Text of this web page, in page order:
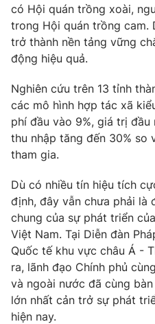
THỜI BÁO VTV
Theo dõi báo trên
Cơ quan báo chí: Thời báo VTV
Giấy phép hoạt động báo in và
cấp ngày 29/12/2023
Tổng Biên tập:Vũ Thanh Thủy
Phó Tổng Biên tập: Nguyễn Thị
Nguyễn Trọng Ninh
Tổng đài VTV:
024.38 355 931
Ðiện thoại Thời báo VTV:
có Hội quán trồng xoài,
trong Hội quán trồng cam.
trở thành nền tảng vững
động hiệu quả.
Nghiên cứu trên 13 tỉnh
các mô hình hợp tác xã
phí đầu vào 9%, giá trị
thu nhập tăng đến 30% so
tham gia.
Dù có nhiều tín hiệu tích
định, đây vẫn chưa phải là
chung của sự phát triển
Việt Nam. Tại Diễn đàn
Quốc tế khu vực châu Á -
ra, lãnh đạo Chính phủ
và ngoài nước đã cùng
lớn nhất cản trở sự phát
hiện nay.